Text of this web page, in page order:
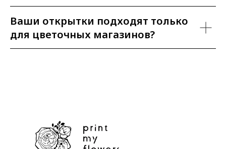
Ваши открытки подходят только
для цветочных магазинов?